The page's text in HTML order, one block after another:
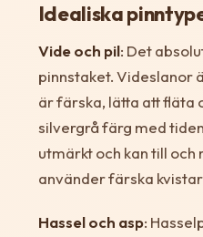
Idealiska
Vide och pil: Det
pinnstaket. Videslanor
är färska, lätta att fläta
silvergrå färg med
utmärkt och kan till och
använder färska
Hassel och asp: